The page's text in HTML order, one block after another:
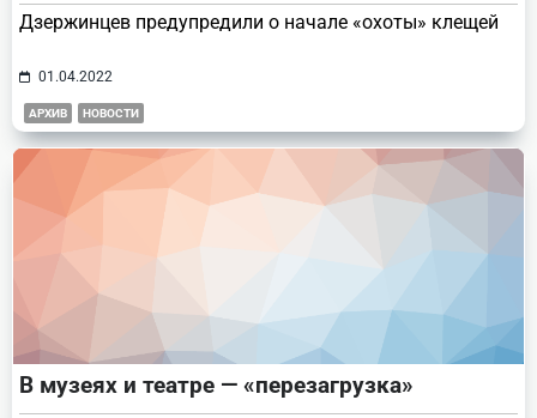
Дзержинцев предупредили о начале «охоты» клещей
01.04.2022
АРХИВ НОВОСТИ
В музеях и театре — «перезагрузка»